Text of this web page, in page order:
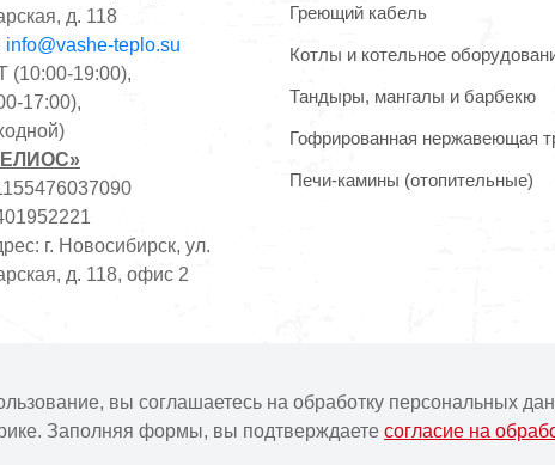
д. 118
info@vashe-teplo.su
(10:00-19:00),
17:00),
г. Новосибирск, ул.
д. 118, офис 2
Греющий кабель
Котлы и котельное
Тандыры, мангалы и барбекю
Гофрированная нержавеющая
Печи-камины (отопительные)
Интернет-магазин "Ваше тепло" © | 2015 - 2026
вы соглашаетесь на обработку персональных
Заполняя формы, вы подтверждаете согласие на